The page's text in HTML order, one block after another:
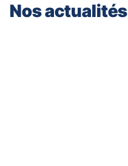
Nos actualités